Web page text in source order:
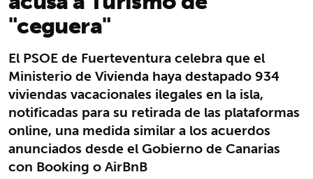
"ceguera"
El PSOE de Fuerteventura celebra que el
Ministerio de Vivienda haya destapado 934
viviendas vacacionales ilegales en la isla,
notificadas para su retirada de las plataformas
online, una medida similar a los acuerdos
anunciados desde el Gobierno de Canarias
con Booking o AirBnB